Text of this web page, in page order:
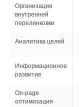
Организация
внутренней
перелинковки
Аналитика целей
Информационное
развитие
On-page
оптимизация